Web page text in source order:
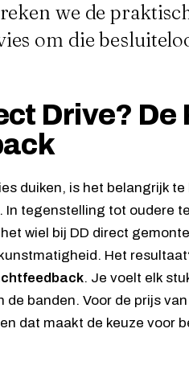
we de
om die
Drive? De
duiken, is het belangrijk
In tegenstelling tot oudere
wiel bij DD direct
Het
. Je voelt elk
de banden. Voor de prijs
dat maakt de keuze voor